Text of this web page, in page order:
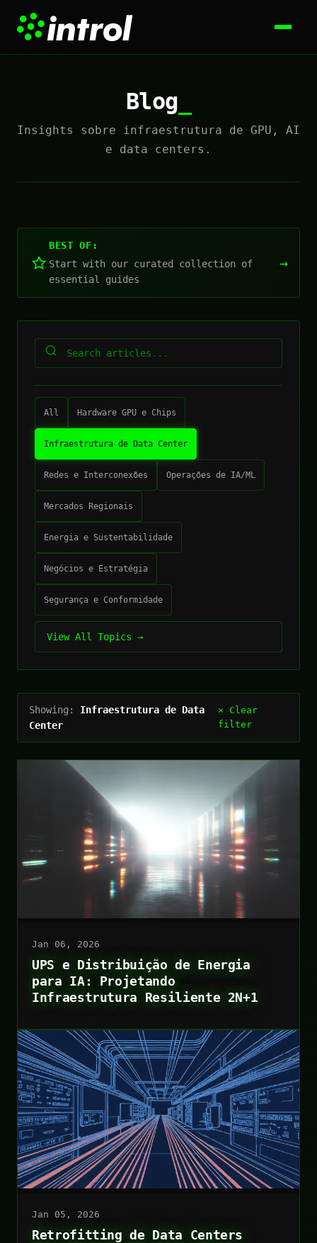
Blog
Insights sobre infraestrutura de GPU, AI
e data centers.
BEST OF:
Start with our curated collection of
essential guides
→
All Hardware GPU e Chips
Infraestrutura de Data Center
Redes e Interconexões Operações de IA/ML
Mercados Regionais
Energia e Sustentabilidade
Negócios e Estratégia
Segurança e Conformidade
View All Topics →
Showing: Infraestrutura de Data
Center
× Clear
filter
Jan 06, 2026
UPS e Distribuição de Energia
para IA: Projetando
Infraestrutura Resiliente 2N+1
Jan 05, 2026
Retrofitting de Data Centers